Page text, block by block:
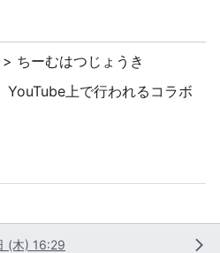
> ちーむはつじょうき
YouTube上で行われるコラボ
(木) 16:29